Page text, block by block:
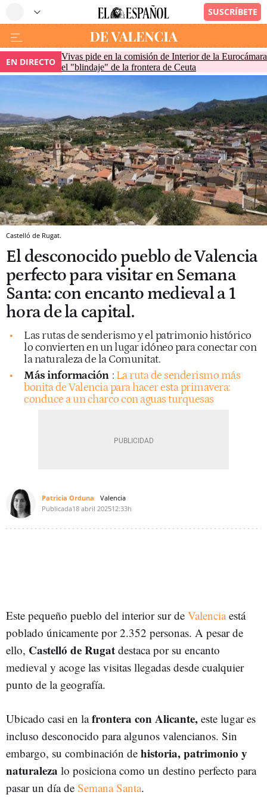
EN DIRECTO Vivas pide en la comisión de Interior de la Eurocámara
el "blindaje" de la frontera de Ceuta
Castelló de Rugat.
El desconocido pueblo de Valencia
perfecto para visitar en Semana
Santa: con encanto medieval a 1
hora de la capital.
Las rutas de senderismo y el patrimonio histórico
lo convierten en un lugar idóneo para conectar con
la naturaleza de la Comunitat.
Más información : La ruta de senderismo más
bonita de Valencia para hacer esta primavera:
conduce a un charco con aguas turquesas
Patricia Orduna
Valencia
Publicada18 abril 202512:33h
Este pequeño pueblo del interior sur de Valenciaestá
poblado únicamente por 2.352 personas. A pesar de
ello, Castelló de Rugat destaca por su encanto
medieval y acoge las visitas llegadas desde cualquier
punto de la geografía.
Ubicado casi en lafrontera con Alicante, este lugar es
incluso desconocido para algunos valencianos. Sin
embargo, su combinación de historia, patrimonio y
naturaleza lo posiciona como un destino perfecto para
pasar un día de Semana Santa.